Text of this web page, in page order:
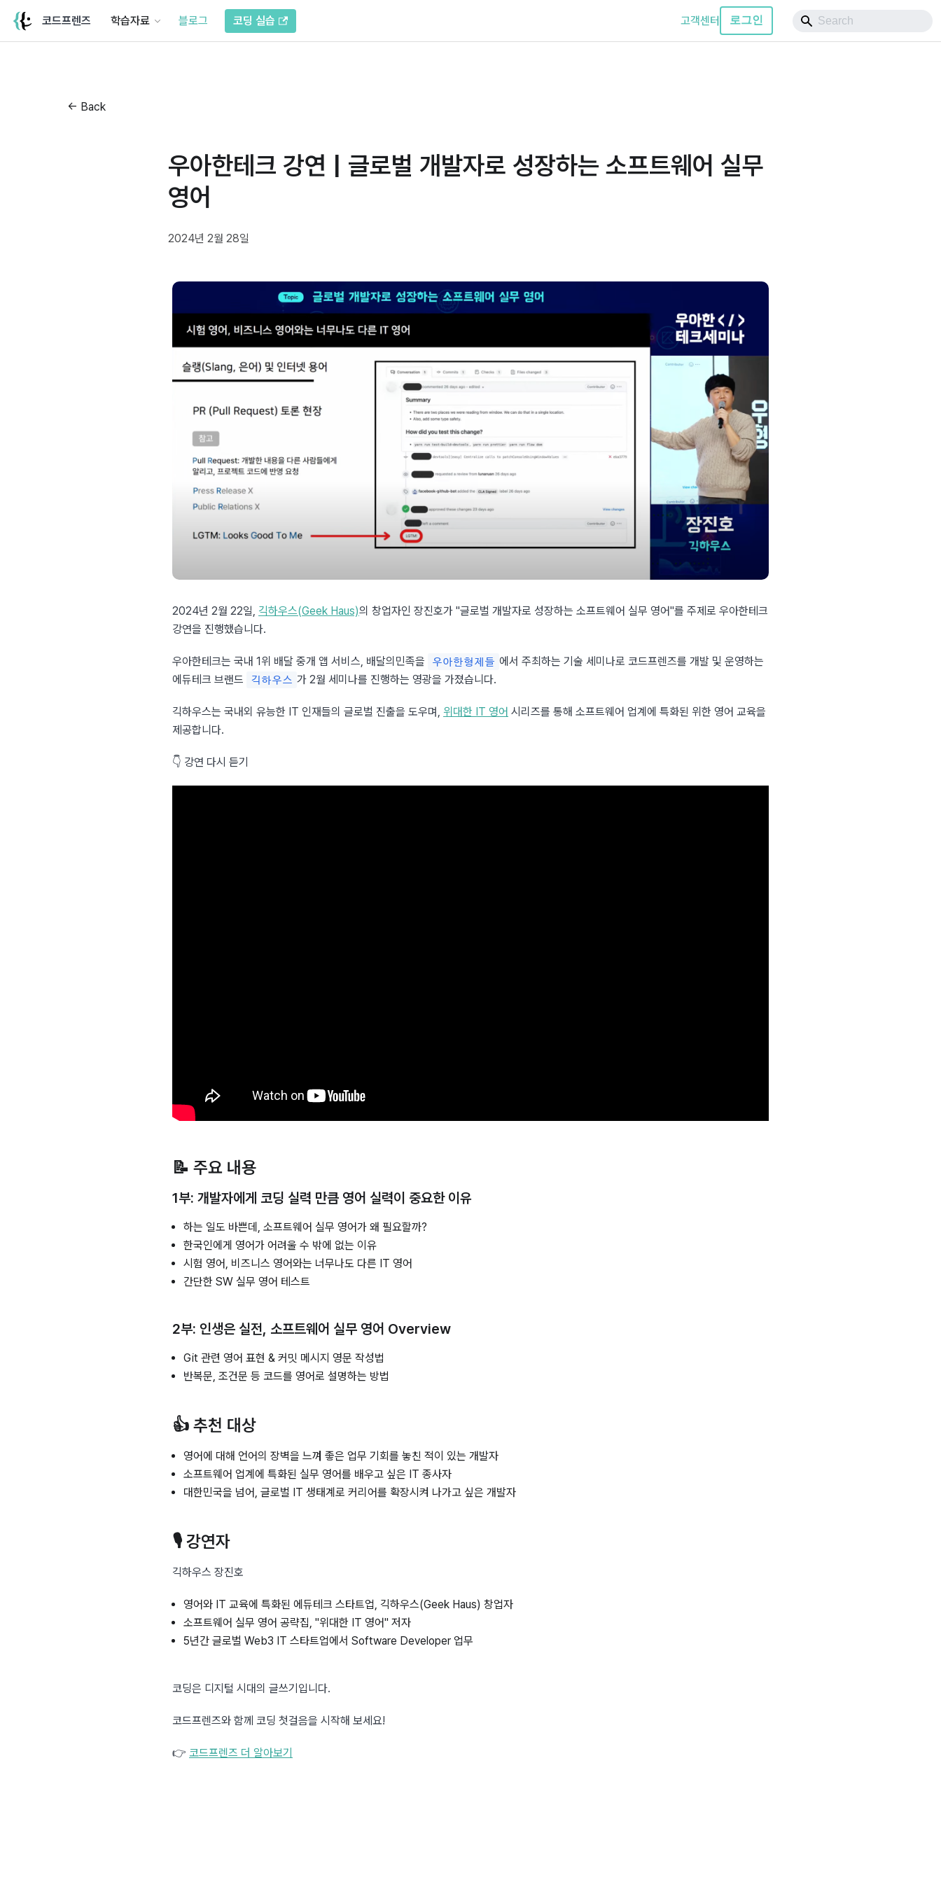
코드프렌즈 학습자료 블로그 코딩 실습 고객센터 로그인
← Back
우아한테크 강연 | 글로벌 개발자로 성장하는 소프트웨어 실무
영어
2024년 2월 28일
2024년 2월 22일, 긱하우스(Geek Haus)의 창업자인 장진호가 "글로벌 개발자로 성장하는 소프트웨어 실무 영어"를 주제로 우아한테크
강연을 진행했습니다.
우아한테크는 국내 1위 배달 중개 앱 서비스, 배달의민족을 우아한형제들 에서 주최하는 기술 세미나로 코드프렌즈를 개발 및 운영하는
에듀테크 브랜드
긱하우스 가 2월 세미나를 진행하는 영광을 가졌습니다.
긱하우스는 국내외 유능한 IT 인재들의 글로벌 진출을 도우며, 위대한 IT 영어 시리즈를 통해 소프트웨어 업계에 특화된 위한 영어 교육을
제공합니다.
👇 강연 다시 듣기
📝 주요 내용
1부: 개발자에게 코딩 실력 만큼 영어 실력이 중요한 이유
하는 일도 바쁜데, 소프트웨어 실무 영어가 왜 필요할까?
한국인에게 영어가 어려울 수 밖에 없는 이유
시험 영어, 비즈니스 영어와는 너무나도 다른 IT 영어
간단한 SW 실무 영어 테스트
2부: 인생은 실전, 소프트웨어 실무 영어 Overview
Git 관련 영어 표현 & 커밋 메시지 영문 작성법
반복문, 조건문 등 코드를 영어로 설명하는 방법
👍 추천 대상
영어에 대해 언어의 장벽을 느껴 좋은 업무 기회를 놓친 적이 있는 개발자
소프트웨어 업계에 특화된 실무 영어를 배우고 싶은 IT 종사자
대한민국을 넘어, 글로벌 IT 생태계로 커리어를 확장시켜 나가고 싶은 개발자
🎙️ 강연자
긱하우스 장진호
영어와 IT 교육에 특화된 에듀테크 스타트업, 긱하우스(Geek Haus) 창업자
소프트웨어 실무 영어 공략집, "위대한 IT 영어" 저자
5년간 글로벌 Web3 IT 스타트업에서 Software Developer 업무
코딩은 디지털 시대의 글쓰기입니다.
코드프렌즈와 함께 코딩 첫걸음을 시작해 보세요!
👉 코드프렌즈 더 알아보기